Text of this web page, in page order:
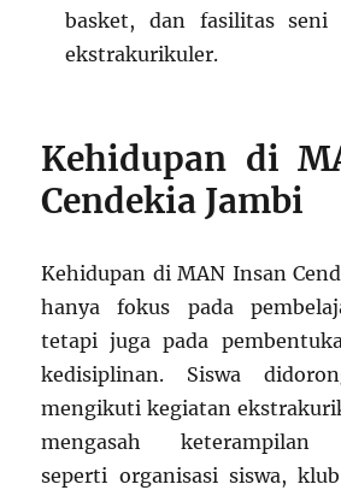
basket, dan fasilitas seni
ekstrakurikuler.
Kehidupan di
Cendekia Jambi
Kehidupan di MAN Insan
hanya fokus pada
tetapi juga pada
kedisiplinan. Siswa
mengikuti kegiatan
mengasah keterampilan
seperti organisasi siswa,